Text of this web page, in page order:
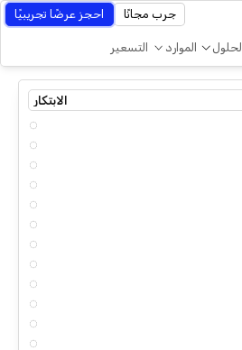
الحلول الموارد التسعير
جرب مجانًا احجز عرضًا تجريبيًا
الابتكار